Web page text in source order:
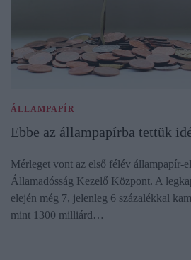
ÁLLAMPAPÍR
Ebbe az állampapírba tettük
Mérleget vont az első félév állampapír-
Államadósság Kezelő Központ. A
elején még 7, jelenleg 6 százalékkal
mint 1300 milliárd…